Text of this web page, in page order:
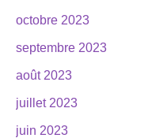
octobre 2023
septembre 2023
août 2023
juillet 2023
juin 2023